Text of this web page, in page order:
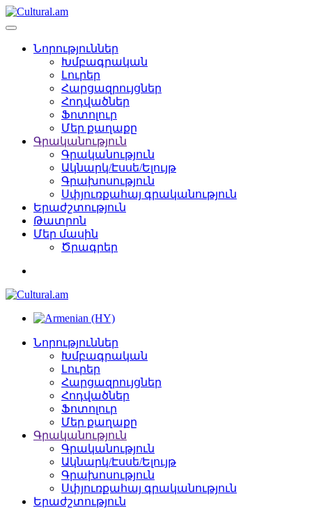
Նորություններ
Խմբագրական
Լուրեր
Հարցազրույցներ
Հոդվածներ
Ֆոտոլուր
Մեր քաղաքը
Գրականություն
Գրականություն
Ակնարկ/Էսսե/Ելույթ
Գրախոսություն
Սփյուռքահայ գրականություն
Երաժշտություն
Թատրոն
Մեր մասին
Ծրագրեր
Նորություններ
Խմբագրական
Լուրեր
Հարցազրույցներ
Հոդվածներ
Ֆոտոլուր
Մեր քաղաքը
Գրականություն
Գրականություն
Ակնարկ/Էսսե/Ելույթ
Գրախոսություն
Սփյուռքահայ գրականություն
Երաժշտություն